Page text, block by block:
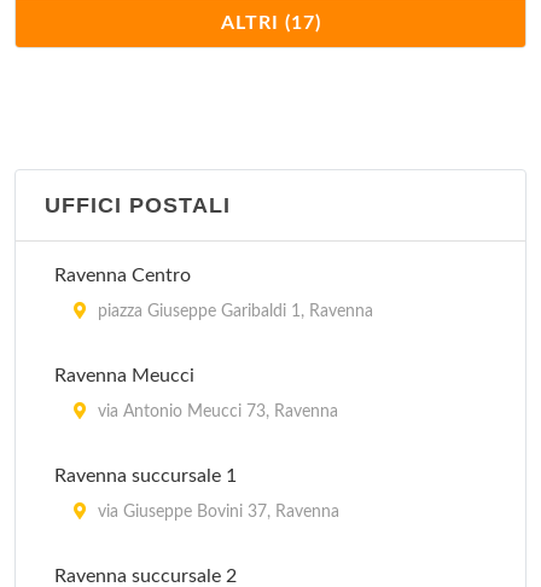
viale Fratelli Vivaldi 51, Ravenna
IAT Milano Marittima
IAT Pinarella
IAT Porto Corsini
IAT Punta Marina Terme
ALTRI (17)
UFFICI POSTALI
Ravenna Centro
piazza Giuseppe Garibaldi 1, Ravenna
Ravenna Meucci
via Antonio Meucci 73, Ravenna
Ravenna succursale 1
via Giuseppe Bovini 37, Ravenna
Ravenna succursale 2